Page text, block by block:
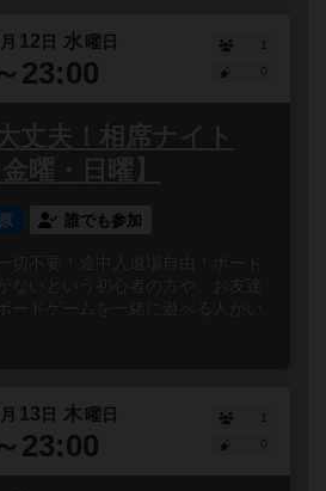
月 12 日 水 曜日
23:00
1
丈夫！相席ナイト
曜・日曜】
誰でも参加
切不要！途中入退場自由！ボード
ないという初心者の方や、お友達
ードゲームを一緒に遊べる人がい
月 13 日 木曜日
23:00
1